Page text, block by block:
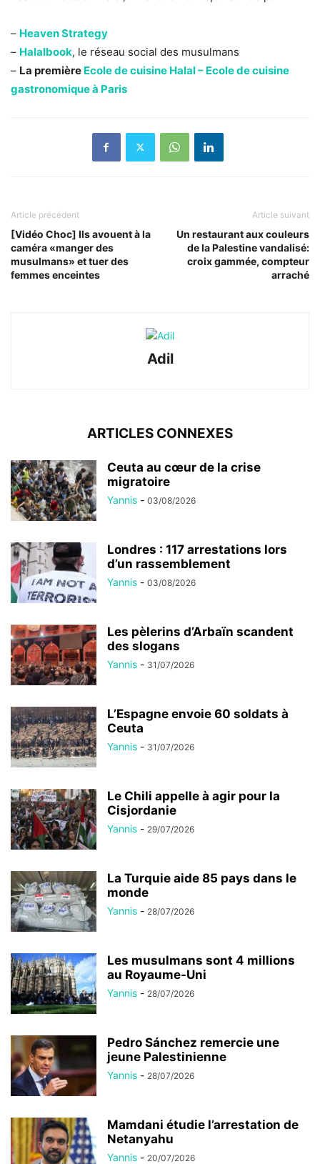
– Heaven Strategy
– Halalbook, le réseau social des musulmans
– La première Ecole de cuisine Halal – Ecole de cuisine
gastronomique à Paris
Article précédent
[Vidéo Choc] Ils avouent à la
caméra «manger des
musulmans» et tuer des
femmes enceintes
Article suivant
Un restaurant aux couleurs
de la Palestine vandalisé:
croix gammée, compteur
arraché
Adil
ARTICLES CONNEXES
Ceuta au cœur de la crise
migratoire
Yannis - 03/08/2026
Londres : 117 arrestations lors
d’un rassemblement
Yannis - 03/08/2026
Les pèlerins d’Arbaïn scandent
des slogans
Yannis - 31/07/2026
L’Espagne envoie 60 soldats à
Ceuta
Yannis - 31/07/2026
Le Chili appelle à agir pour la
Cisjordanie
Yannis - 29/07/2026
La Turquie aide 85 pays dans le
monde
Yannis - 28/07/2026
Les musulmans sont 4 millions
au Royaume-Uni
Yannis - 28/07/2026
Pedro Sánchez remercie une
jeune Palestinienne
Yannis - 28/07/2026
Mamdani étudie l’arrestation de
Netanyahu
Yannis - 20/07/2026